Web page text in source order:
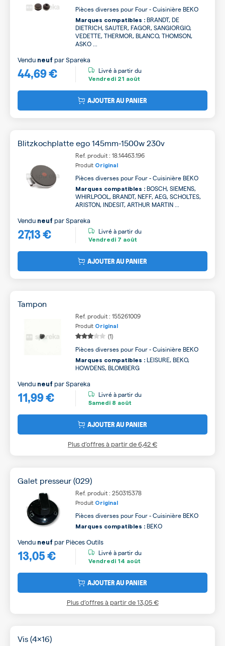
Pièces diverses pour Four - Cuisinière BEKO
Marques compatibles : BRANDT, DE
DIETRICH, SAUTER, FAGOR, SANGIORGIO,
VEDETTE, THERMOR, BLANCO, THOMSON,
ASKO ...
44,69 €
Vendu neuf parSpareka
Livré à partir du
Vendredi 21 août
AJOUTER AU PANIER
Blitzkochplatte ego 145mm-1500w 230v
Ref. produit : 18.14463.196
Produit Original
Pièces diverses pour Four - Cuisinière BEKO
Marques compatibles : BOSCH, SIEMENS,
WHIRLPOOL, BRANDT, NEFF, AEG, SCHOLTES,
ARISTON, INDESIT, ARTHUR MARTIN ...
27,13 €
Vendu neuf parSpareka
Livré à partir du
Vendredi 7 août
AJOUTER AU PANIER
Tampon
Ref. produit : 155261009
Produit Original
(1)
Pièces diverses pour Four - Cuisinière BEKO
Marques compatibles : LEISURE, BEKO,
HOWDENS, BLOMBERG
11,99 €
Vendu neuf parSpareka
Livré à partir du
Samedi 8 août
AJOUTER AU PANIER
Plus d’offres à partir de6,42 €
Galet presseur (029)
Ref. produit : 250315378
Produit Original
Pièces diverses pour Four - Cuisinière BEKO
Marques compatibles : BEKO
13,05 €
Vendu neuf par Pièces Outils
Livré à partir du
Vendredi 14 août
AJOUTER AU PANIER
Plus d’offres à partir de13,05 €
Vis (4x16)